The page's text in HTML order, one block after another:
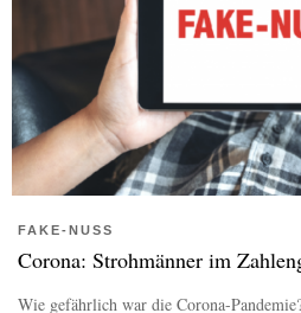
FAKE-NUSS
Corona: Strohmänner im
Wie gefährlich war die Corona-